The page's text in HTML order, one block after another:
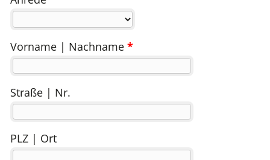
Vorname | Nachname *
Straße | Nr.
PLZ | Ort